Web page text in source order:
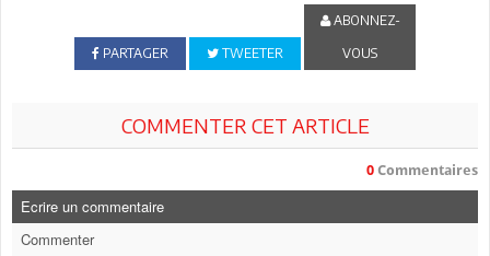
PARTAGER TWEETER
ABONNEZ-
VOUS
COMMENTER CET ARTICLE
0 Commentaires
Ecrire un commentaire
Commenter